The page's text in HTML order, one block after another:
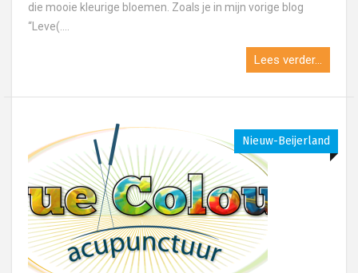
die mooie kleurige bloemen. Zoals je in mijn vorige blog
“Leve(....
Lees verder...
Nieuw-Beijerland